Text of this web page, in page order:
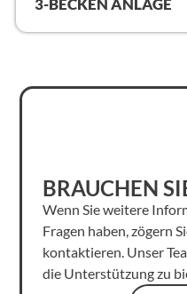
3-BECKEN ANLAGE
BRAUCHEN
Wenn Sie weitere
Fragen haben, zögern
kontaktieren. Unser
die Unterstützung zu